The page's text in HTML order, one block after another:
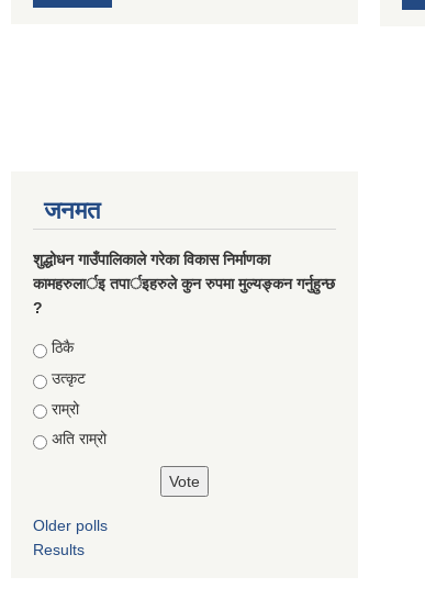
जनमत
शुद्धोधन गाउँपालिकाले गरेका विकास निर्माणका
कामहरुलार्इ तपार्इहरुले कुन रुपमा मुल्यङ्कन गर्नुहुन्छ
?
Choices
ठिकै
उत्कृट
राम्रो
अति राम्रो
Older polls
Results